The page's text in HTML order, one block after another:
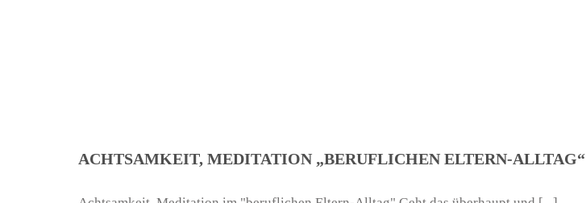
ACHTSAMKEIT, MEDITATION „BERUFLICHEN ELTERN-ALLTAG“